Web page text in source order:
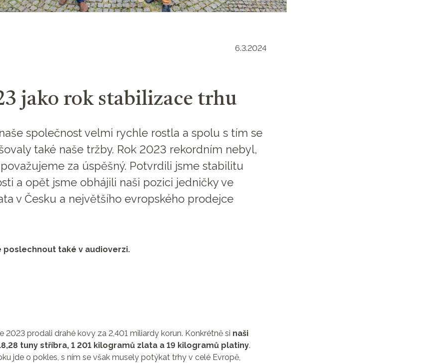
6.3.2024
jako rok stabilizace trhu
společnost velmi rychle rostla a spolu s tím se
také naše tržby. Rok 2023 rekordním nebyl,
za úspěšný. Potvrdili jsme stabilitu
a opět jsme obhájili naši pozici jedničky ve
v Česku a největšího evropského prodejce
poslechnout také v audioverzi.
2023 prodali drahé kovy za 2,401 miliardy korun. Konkrétně si naši
tuny stříbra, 1 201 kilogramů zlata a 19 kilogramů platiny.
jde o pokles, s ním se však musely potýkat trhy v celé Evropě,